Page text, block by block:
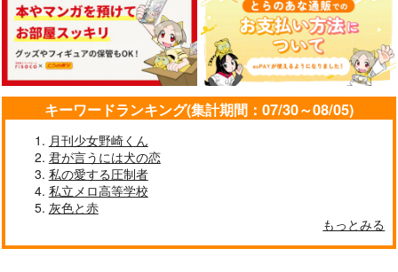
キーワードランキング(集計期間：07/30～08/05)
月刊少女野崎くん
君が言うには犬の恋
私の愛する圧制者
私立メロ高等学校
灰色と赤
もっとみる